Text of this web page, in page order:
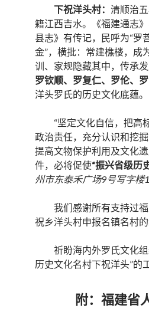
下祝洋头村： 清顺治
籍江西吉水。《福建通志
县志》有传记，民呼为“罗
金”，横批：常建樵楼，成
训、家规隐藏其中，传承
罗钦顺、罗复仁、罗伦、
洋头罗氏的历史文化底蕴。
“坚定文化自信，把高
政治责任，充分认识和挖
提高文物保护利用及文化
件，必将促使“振兴省级历
州市东泰禾广场9号写字楼
我们感谢所有支持过
祝乡洋头村申报名镇名村的
祈盼海内外罗氏文化
历史文化名村下祝洋头”的
附：福建省